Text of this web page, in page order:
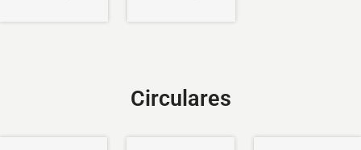
Circulares